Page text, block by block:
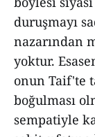
duruşmayı
nazarından
yoktur.
onun Taif'te
boğulması
sempatiyle